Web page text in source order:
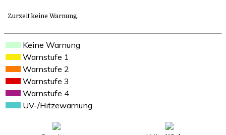
Zurzeit keine Warnung.
Keine Warnung
Warnstufe 1
Warnstufe 2
Warnstufe 3
Warnstufe 4
UV-/Hitzewarnung